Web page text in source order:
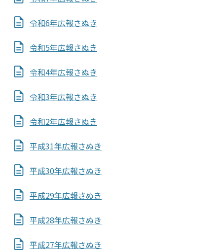
令和6年広報さぬき
令和5年広報さぬき
令和4年広報さぬき
令和3年広報さぬき
令和2年広報さぬき
平成31年広報さぬき
平成30年広報さぬき
平成29年広報さぬき
平成28年広報さぬき
平成27年広報さぬき